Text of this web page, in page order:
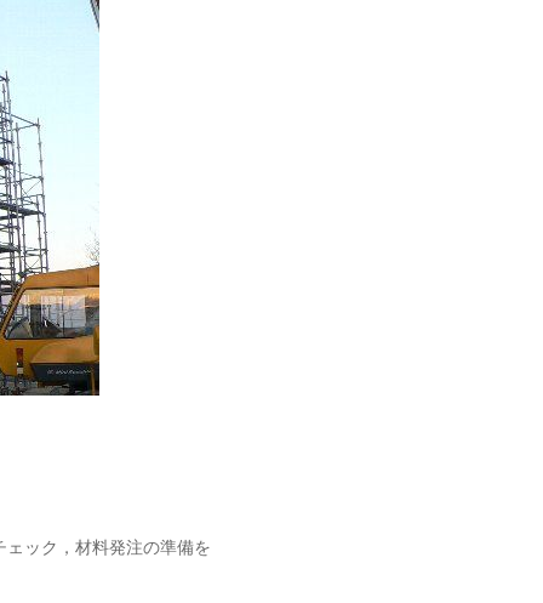
ック，材料発注の準備を